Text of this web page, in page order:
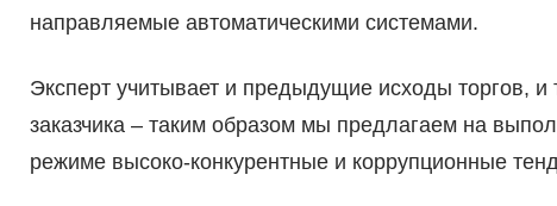
направляемые автоматическими системами.
Эксперт учитывает и предыдущие исходы торгов,
заказчика – таким образом мы предлагаем на
режиме высоко-конкурентные и коррупционные